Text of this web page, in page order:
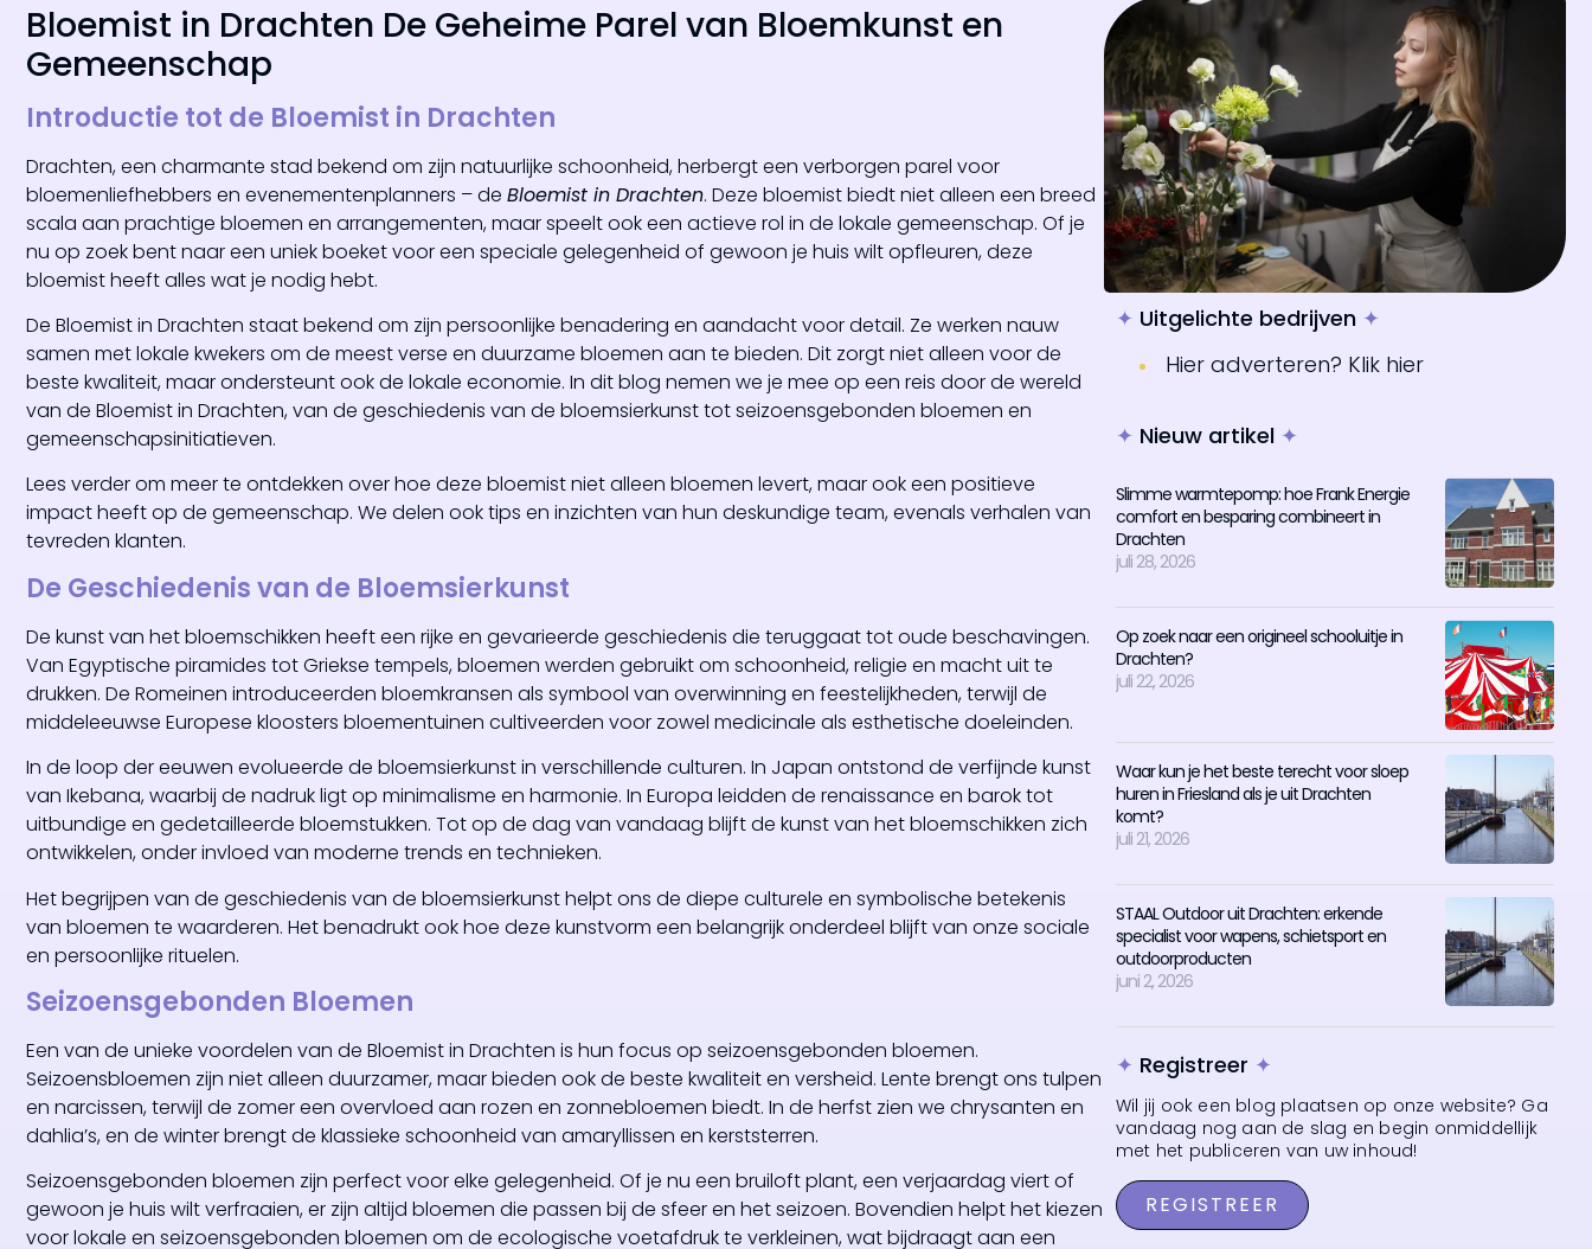
Bloemist in Drachten De Geheime Parel van Bloemkunst en
Gemeenschap
Introductie tot de Bloemist in Drachten
Drachten, een charmante stad bekend om zijn natuurlijke schoonheid, herbergt een verborgen parel voor
bloemenliefhebbers en evenementenplanners – de Bloemist in Drachten. Deze bloemist biedt niet alleen een breed
scala aan prachtige bloemen en arrangementen, maar speelt ook een actieve rol in de lokale gemeenschap. Of je
nu op zoek bent naar een uniek boeket voor een speciale gelegenheid of gewoon je huis wilt opfleuren, deze
bloemist heeft alles wat je nodig hebt.
De Bloemist in Drachten staat bekend om zijn persoonlijke benadering en aandacht voor detail. Ze werken nauw
samen met lokale kwekers om de meest verse en duurzame bloemen aan te bieden. Dit zorgt niet alleen voor de
beste kwaliteit, maar ondersteunt ook de lokale economie. In dit blog nemen we je mee op een reis door de wereld
van de Bloemist in Drachten, van de geschiedenis van de bloemsierkunst tot seizoensgebonden bloemen en
gemeenschapsinitiatieven.
Lees verder om meer te ontdekken over hoe deze bloemist niet alleen bloemen levert, maar ook een positieve
impact heeft op de gemeenschap. We delen ook tips en inzichten van hun deskundige team, evenals verhalen van
tevreden klanten.
De Geschiedenis van de Bloemsierkunst
De kunst van het bloemschikken heeft een rijke en gevarieerde geschiedenis die teruggaat tot oude beschavingen.
Van Egyptische piramides tot Griekse tempels, bloemen werden gebruikt om schoonheid, religie en macht uit te
drukken. De Romeinen introduceerden bloemkransen als symbool van overwinning en feestelijkheden, terwijl de
middeleeuwse Europese kloosters bloementuinen cultiveerden voor zowel medicinale als esthetische doeleinden.
In de loop der eeuwen evolueerde de bloemsierkunst in verschillende culturen. In Japan ontstond de verfijnde kunst
van Ikebana, waarbij de nadruk ligt op minimalisme en harmonie. In Europa leidden de renaissance en barok tot
uitbundige en gedetailleerde bloemstukken. Tot op de dag van vandaag blijft de kunst van het bloemschikken zich
ontwikkelen, onder invloed van moderne trends en technieken.
Het begrijpen van de geschiedenis van de bloemsierkunst helpt ons de diepe culturele en symbolische betekenis
van bloemen te waarderen. Het benadrukt ook hoe deze kunstvorm een belangrijk onderdeel blijft van onze sociale
en persoonlijke rituelen.
Seizoensgebonden Bloemen
Een van de unieke voordelen van de Bloemist in Drachten is hun focus op seizoensgebonden bloemen.
Seizoensbloemen zijn niet alleen duurzamer, maar bieden ook de beste kwaliteit en versheid. Lente brengt ons tulpen
en narcissen, terwijl de zomer een overvloed aan rozen en zonnebloemen biedt. In de herfst zien we chrysanten en
dahlia’s, en de winter brengt de klassieke schoonheid van amaryllissen en kerststerren.
Seizoensgebonden bloemen zijn perfect voor elke gelegenheid. Of je nu een bruiloft plant, een verjaardag viert of
gewoon je huis wilt verfraaien, er zijn altijd bloemen die passen bij de sfeer en het seizoen. Bovendien helpt het kiezen
voor lokale en seizoensgebonden bloemen om de ecologische voetafdruk te verkleinen, wat bijdraagt aan een
✦ Uitgelichte bedrijven ✦
Hier adverteren? Klik hier
✦ Nieuw artikel ✦
Slimme warmtepomp: hoe Frank Energie
comfort en besparing combineert in
Drachten
juli 28, 2026
Op zoek naar een origineel schooluitje in
Drachten?
juli 22, 2026
Waar kun je het beste terecht voor sloep
huren in Friesland als je uit Drachten
komt?
juli 21, 2026
STAAL Outdoor uit Drachten: erkende
specialist voor wapens, schietsport en
outdoorproducten
juni 2, 2026
✦ Registreer ✦
Wil jij ook een blog plaatsen op onze website? Ga
vandaag nog aan de slag en begin onmiddellijk
met het publiceren van uw inhoud!
REGISTREER